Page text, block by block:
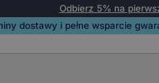
Odbierz 5% na
dostawy i pełne wsparcie